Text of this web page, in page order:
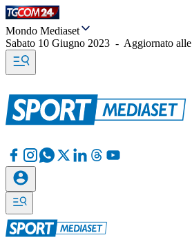
Mondo Mediaset
Sabato 10 Giugno 2023 - Aggiornato alle